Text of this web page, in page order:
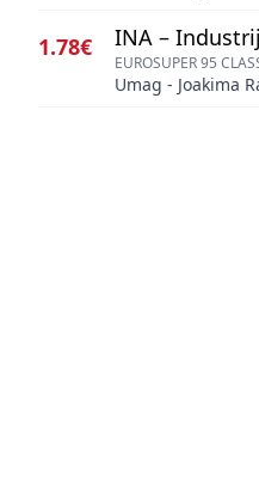
1.78€ INA –
EUROSUPER 95
Umag - Joakima